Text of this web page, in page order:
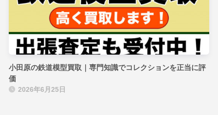
小田原の鉄道模型買取｜専門知識でコレクションを正当に評
価
2026年6月25日